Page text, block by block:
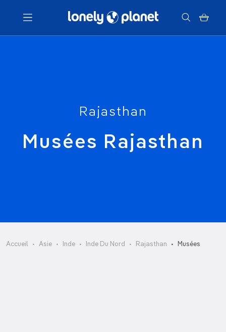
Menu
Rajasthan
Musées Rajasthan
Accueil Asie Inde Inde Du Nord Rajasthan Musées
Mehrangarh Museum
Mehrangarh Museum